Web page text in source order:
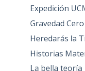
Expedición
Gravedad Cero
Heredarás la
Historias
La bella teoría